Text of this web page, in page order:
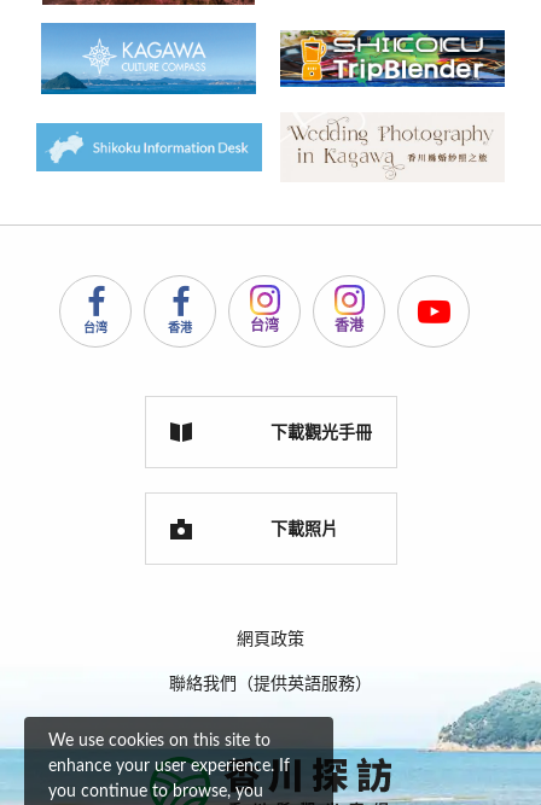
台湾 香港 台湾 香港
下載觀光手冊
下載照片
網頁政策
聯絡我們（提供英語服務）
We use cookies on this site to
enhance your user experience. If
you continue to browse, you